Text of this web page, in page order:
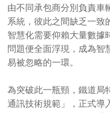
由不同承包商分別負責車
系統，彼此之間缺乏一致
智慧化需要仰賴大量數據
問題便全面浮現，成為智
易被忽略的一環。
為突破此一瓶頸，鐵道局
通訊技術規範」，正式導